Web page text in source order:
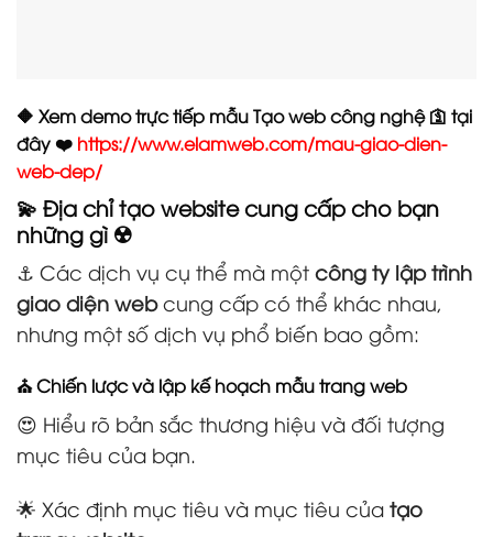
🔶 Xem demo trực tiếp mẫu Tạo web công nghệ 🛐 tại
đây ❤️ https://www.elamweb.com/mau-giao-dien-
web-dep/
💫 Địa chỉ tạo website cung cấp cho bạn
những gì ☢️
⚓ Các dịch vụ cụ thể mà một công ty lập trình
giao diện webcung cấp có thể khác nhau,
nhưng một số dịch vụ phổ biến bao gồm:
⛪ Chiến lược và lập kế hoạch mẫu trang web
😍 Hiểu rõ bản sắc thương hiệu và đối tượng
mục tiêu của bạn.
🌟 Xác định mục tiêu và mục tiêu của tạo